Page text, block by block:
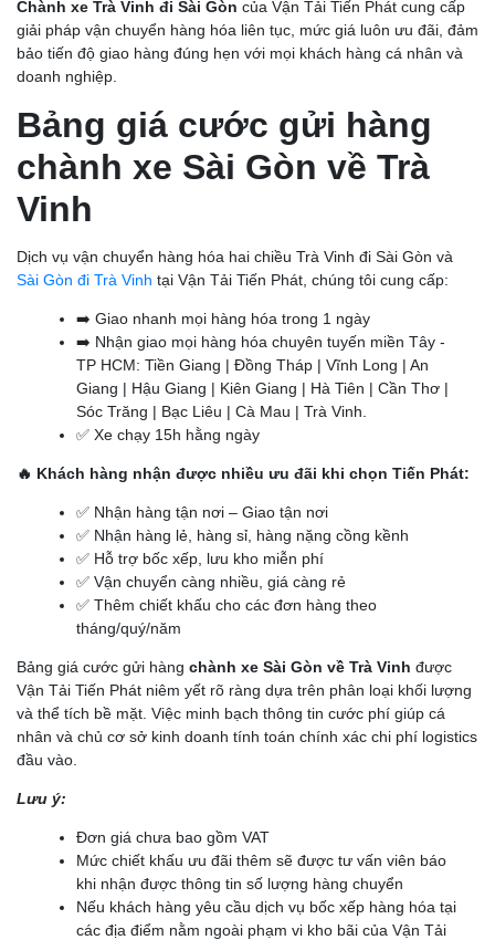
Chành xe Trà Vinh đi Sài Gòn của Vận Tải Tiến Phát cung cấp
giải pháp vận chuyển hàng hóa liên tục, mức giá luôn ưu đãi, đảm
bảo tiến độ giao hàng đúng hẹn với mọi khách hàng cá nhân và
doanh nghiệp.
Bảng giá cước gửi hàng
chành xe Sài Gòn về Trà
Vinh
Dịch vụ vận chuyển hàng hóa hai chiều Trà Vinh đi Sài Gòn và
Sài Gòn đi Trà Vinh tại Vận Tải Tiến Phát, chúng tôi cung cấp:
➡️ Giao nhanh mọi hàng hóa trong 1 ngày
➡️ Nhận giao mọi hàng hóa chuyên tuyến miền Tây -
TP HCM: Tiền Giang | Đồng Tháp | Vĩnh Long | An
Giang | Hậu Giang | Kiên Giang | Hà Tiên | Cần Thơ |
Sóc Trăng | Bạc Liêu | Cà Mau | Trà Vinh.
✅ Xe chạy 15h hằng ngày
🔥 Khách hàng nhận được nhiều ưu đãi khi chọn Tiến Phát:
✅ Nhận hàng tận nơi – Giao tận nơi
✅ Nhận hàng lẻ, hàng sỉ, hàng nặng cồng kềnh
✅ Hỗ trợ bốc xếp, lưu kho miễn phí
✅ Vận chuyển càng nhiều, giá càng rẻ
✅ Thêm chiết khấu cho các đơn hàng theo
tháng/quý/năm
Bảng giá cước gửi hàng chành xe Sài Gòn về Trà Vinh được
Vận Tải Tiến Phát niêm yết rõ ràng dựa trên phân loại khối lượng
và thể tích bề mặt. Việc minh bạch thông tin cước phí giúp cá
nhân và chủ cơ sở kinh doanh tính toán chính xác chi phí logistics
đầu vào.
Lưu ý:
Đơn giá chưa bao gồm VAT
Mức chiết khấu ưu đãi thêm sẽ được tư vấn viên báo
khi nhận được thông tin số lượng hàng chuyển
Nếu khách hàng yêu cầu dịch vụ bốc xếp hàng hóa tại
các địa điểm nằm ngoài phạm vi kho bãi của Vận Tải